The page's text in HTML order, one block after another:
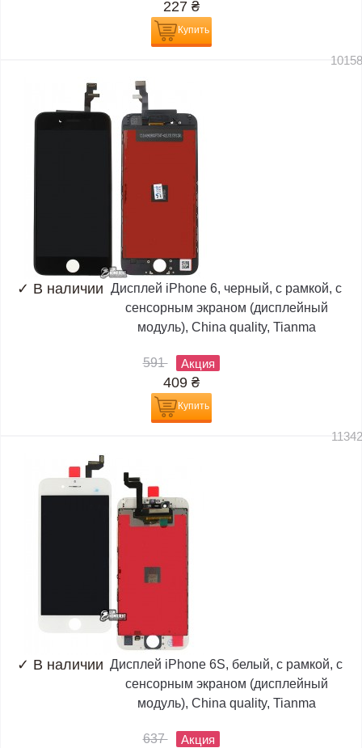
227 ₴
Купить
✓ В наличии Дисплей iPhone 6, черный, с рамкой, с
сенсорным экраном (дисплейный
модуль), China quality, Tianma
591 Акция
409 ₴
Купить
✓ В наличии Дисплей iPhone 6S, белый, с рамкой, с
сенсорным экраном (дисплейный
модуль), China quality, Tianma
637 Акция